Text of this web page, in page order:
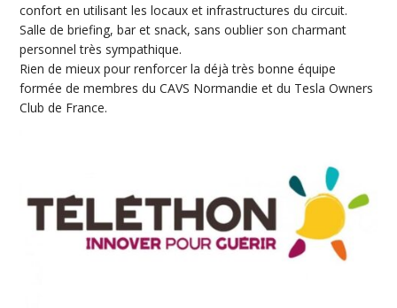
confort en utilisant les locaux et infrastructures du circuit.
Salle de briefing, bar et snack, sans oublier son charmant
personnel très sympathique.
Rien de mieux pour renforcer la déjà très bonne équipe
formée de membres du CAVS Normandie et du Tesla Owners
Club de France.